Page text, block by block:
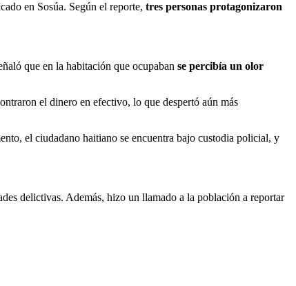
en Sosúa. Según el reporte, tres personas protagonizaron
que en la habitación que ocupaban se percibía un olor
el dinero en efectivo, lo que despertó aún más
el ciudadano haitiano se encuentra bajo custodia policial, y
delictivas. Además, hizo un llamado a la población a reportar